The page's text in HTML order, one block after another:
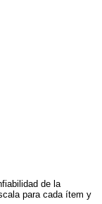
de la
para cada ítem y